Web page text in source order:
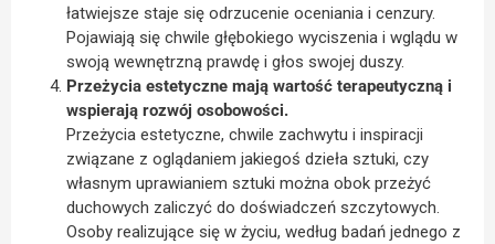
łatwiejsze staje się odrzucenie oceniania i cenzury.
Pojawiają się chwile głębokiego wyciszenia i wglądu w
swoją wewnętrzną prawdę i głos swojej duszy.
Przeżycia estetyczne mają wartość terapeutyczną i
wspierają rozwój osobowości.
Przeżycia estetyczne, chwile zachwytu i inspiracji
związane z oglądaniem jakiegoś dzieła sztuki, czy
własnym uprawianiem sztuki można obok przeżyć
duchowych zaliczyć do doświadczeń szczytowych.
Osoby realizujące się w życiu, według badań jednego z